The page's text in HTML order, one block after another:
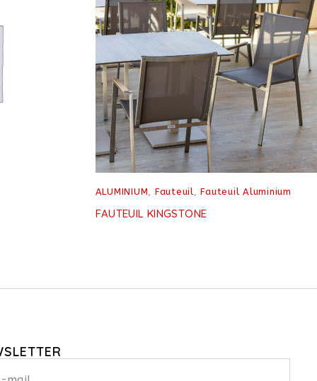
ALUMINIUM, Fauteuil,Fauteuil Aluminium
FAUTEUIL KINGSTONE